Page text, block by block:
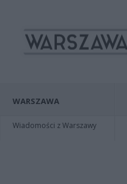
WARSZAWA
Wiadomości z Warszawy